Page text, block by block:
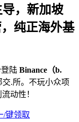
，新加坡
纯正海外基
陆 Binance（b.
交.所。不玩小众项
动性！